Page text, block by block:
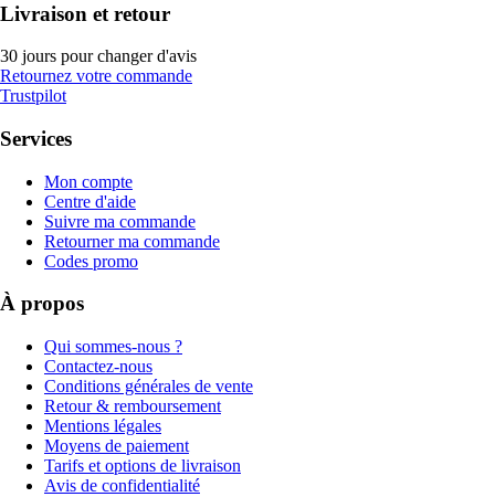
Livraison et retour
30 jours pour changer d'avis
Retournez votre commande
Trustpilot
Services
Mon compte
Centre d'aide
Suivre ma commande
Retourner ma commande
Codes promo
À propos
Qui sommes-nous ?
Contactez-nous
Conditions générales de vente
Retour & remboursement
Mentions légales
Moyens de paiement
Tarifs et options de livraison
Avis de confidentialité